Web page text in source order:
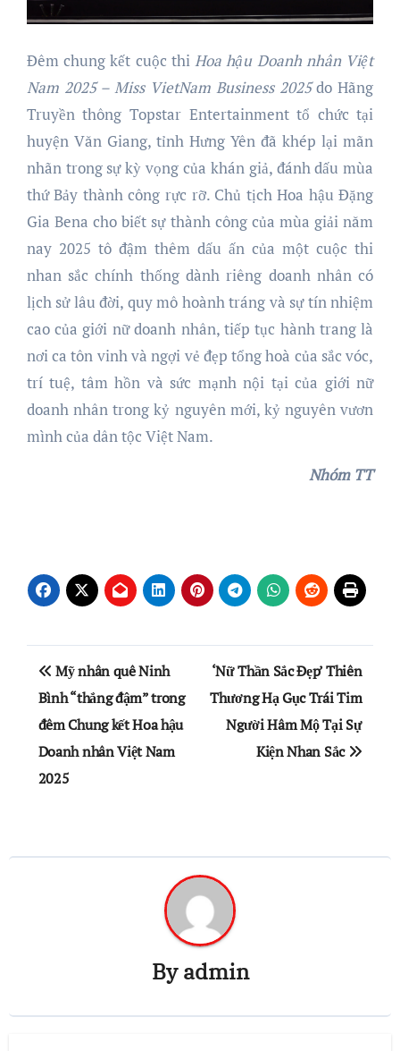
Đêm chung kết cuộc thiHoa hậu Doanh nhân Việt
Nam 2025 – Miss VietNam Business 2025do Hãng
Truyền thông Topstar Entertainment tổ chức tại
huyện Văn Giang, tỉnh Hưng Yên đã khép lại mãn
nhãn trong sự kỳ vọng của khán giả, đánh dấu mùa
thứ Bảy thành công rực rỡ. Chủ tịch Hoa hậu Đặng
Gia Bena cho biết sự thành công của mùa giải năm
nay 2025 tô đậm thêm dấu ấn của một cuộc thi
nhan sắc chính thống dành riêng doanh nhân có
lịch sử lâu đời, quy mô hoành tráng và sự tín nhiệm
cao của giới nữ doanh nhân, tiếp tục hành trang là
nơi ca tôn vinh và ngợi vẻ đẹp tổng hoà của sắc vóc,
trí tuệ, tâm hồn và sức mạnh nội tại của giới nữ
doanh nhân trong kỷ nguyên mới, kỷ nguyên vươn
mình của dân tộc Việt Nam.
Nhóm TT
Điều
hướng
bài
viết
Mỹ nhân quê Ninh
Bình “thắng đậm” trong
đêm Chung kết Hoa hậu
Doanh nhân Việt Nam
2025
‘Nữ Thần Sắc Đẹp’ Thiên
Thương Hạ Gục Trái Tim
Người Hâm Mộ Tại Sự
Kiện Nhan Sắc
Byadmin